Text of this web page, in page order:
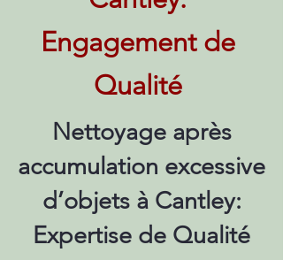
Engagement de
Qualité
Nettoyage après
accumulation excessive
d’objets à Cantley:
Expertise de Qualité